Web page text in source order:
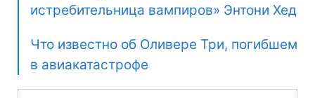
истребительница вампиров» Энтони Хед
Что известно об Оливере Три, погибшем
в авиакатастрофе